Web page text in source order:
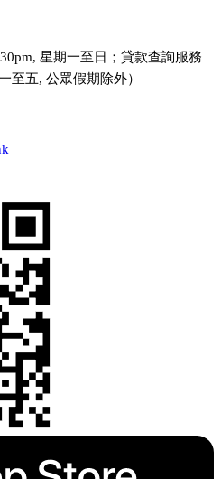
星期一至日；貸款查詢服務
至五, 公眾假期除外）